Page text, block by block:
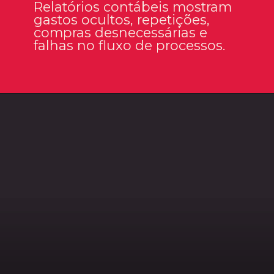
Relatórios contábeis mostram
gastos ocultos, repetições,
compras desnecessárias e
falhas no fluxo de processos.